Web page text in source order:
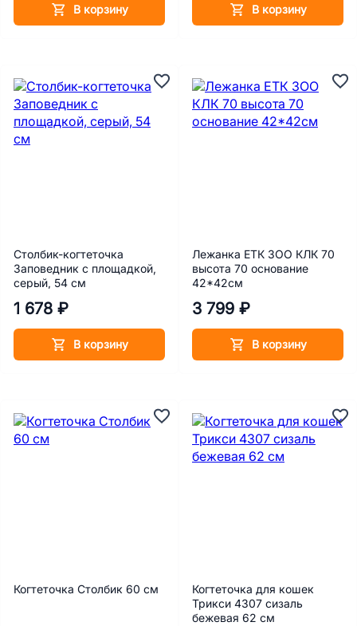
В корзину В корзину
Столбик-когтеточка
Заповедник с площадкой,
серый, 54 см
1 678 ₽
В корзину
Лежанка ЕТК ЗОО КЛК 70
высота 70 основание
42*42см
3 799 ₽
В корзину
Когтеточка Столбик 60 см
Когтеточка для кошек
Трикси 4307 сизаль
бежевая 62 см